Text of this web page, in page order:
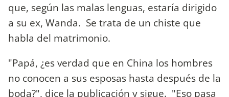
que, según las malas lenguas, estaría dirigido
a su ex, Wanda. Se trata de un chiste que
habla del matrimonio.
"Papá, ¿es verdad que en China los hombres
no conocen a sus esposas hasta después de la
boda?", dice la publicación y sigue. "Eso pasa